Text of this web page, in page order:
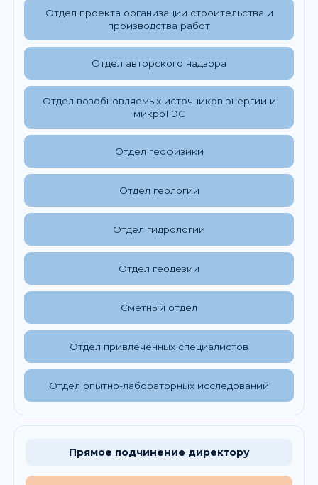
Прямое подчинение директору
Отдел проекта организации строительства и
производства работ
Отдел авторского надзора
Отдел возобновляемых источников энергии и
микроГЭС
Отдел геофизики
Отдел геологии
Отдел гидрологии
Отдел геодезии
Сметный отдел
Отдел привлечённых специалистов
Отдел опытно-лабораторных исследований